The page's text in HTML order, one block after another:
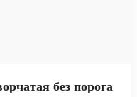
без порога